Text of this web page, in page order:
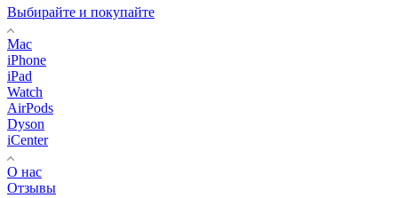
Выбирайте и покупайте
Mac
iPhone
iPad
Watch
AirPods
Dyson
iCenter
О нас
Отзывы